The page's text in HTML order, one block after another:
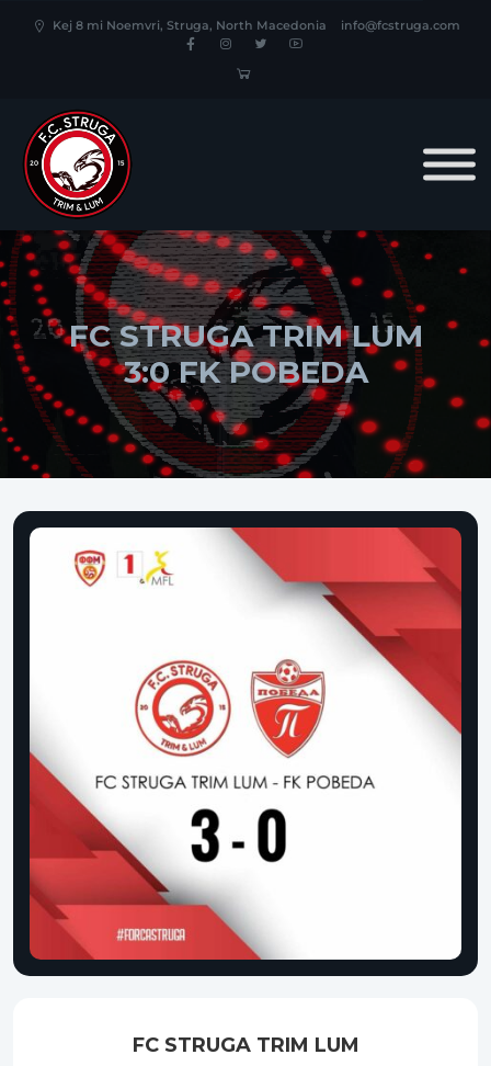
Kej 8 mi Noemvri, Struga, North Macedonia info@fcstruga.com
FC STRUGA TRIM LUM
3:0 FK POBEDA
FC STRUGA TRIM LUM